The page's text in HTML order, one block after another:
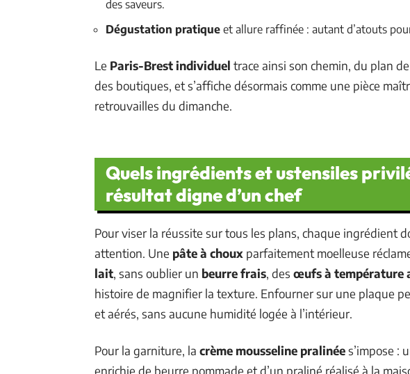
des saveurs.
Dégustation pratique et allure raffinée : autant d’atouts
Le Paris-Brest individuel trace ainsi son chemin, du plan
des boutiques, et s’affiche désormais comme une pièce
retrouvailles du dimanche.
Quels ingrédients et ustensiles
résultat digne d’un chef
Pour viser la réussite sur tous les plans, chaque ingrédient
attention. Une pâte à choux parfaitement moelleuse
lait, sans oublier un beurre frais, des œufs à température
histoire de magnifier la texture. Enfourner sur une plaque
et aérés, sans aucune humidité logée à l’intérieur.
Pour la garniture, la crème mousseline pralinées’impose :
enrichie de beurre pommade et d’un praliné réalisé à la